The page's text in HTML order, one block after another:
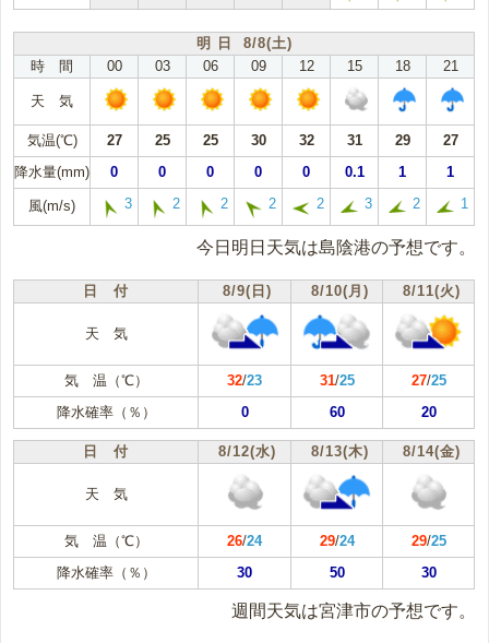
明 日 8/8(土)
時 間
00 03 06 09 12 15 18 21
天 気
気温(℃) 27 25 25 30 32 31 29
27
降水量(mm)
0 0 0 0 0 0.1 1 1
風(m/s) 3 2 2 2 2 3 2 1
今日明日天気は島陰港の予想です。
日 付 8/9(日) 8/10(月) 8/11(火)
天 気
気 温（℃） 32/23 31/25 27/25
降水確率（％）
0 60 20
日 付 8/12(水) 8/13(木) 8/14(金)
天 気
気 温（℃） 26/24 29/24 29/25
降水確率（％）
30 50 30
週間天気は宮津市の予想です。